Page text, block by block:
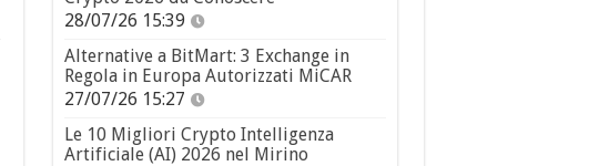
28/07/26 15:39
Alternative a BitMart: 3 Exchange in
Regola in Europa Autorizzati MiCAR
27/07/26 15:27
Le 10 Migliori Crypto Intelligenza
Artificiale (AI) 2026 nel Mirino